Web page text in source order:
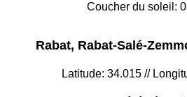
Coucher du soleil:
Rabat, Rabat-Salé-
Latitude: 34.015 //